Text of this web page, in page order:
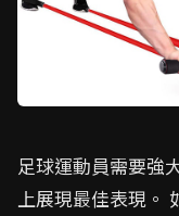
足球運動員需要強
上展現最佳表現。